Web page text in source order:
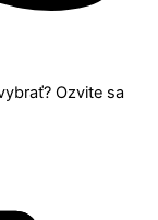
Ozvite sa